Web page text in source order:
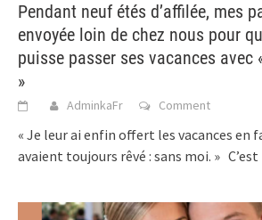
Pendant neuf étés d’affilée, mes
envoyée loin de chez nous pour
puisse passer ses vacances
»
AdminkaFr Comment
« Je leur ai enfin offert les vacances en
avaient toujours rêvé : sans moi. » C’est